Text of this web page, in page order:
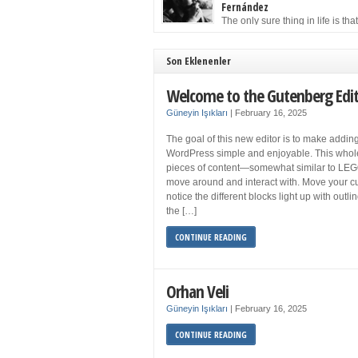
to solution may well be to get more sleep but
you get your 8 hours a night and still feel
Fernández
The only sure thing in life is that
sooner rather than later the leader of the
Revolution would succumb to that most strict
ways by the […]
Son Eklenenler
Welcome to the Gutenberg
Güneyin Işıkları February 16, 2025
The goal of this new editor is to make
WordPress simple and enjoyable. This
pieces of content—somewhat similar to
move around and interact with. Move your
notice the different blocks light up with
the […]
CONTINUE READING
Orhan Veli
Güneyin Işıkları February 16, 2025
CONTINUE READING